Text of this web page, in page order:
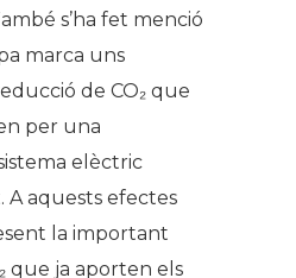
s’ha fet menció
marca uns
de CO₂ que
per una
elèctric
A aquests efectes
la important
que ja aporten els